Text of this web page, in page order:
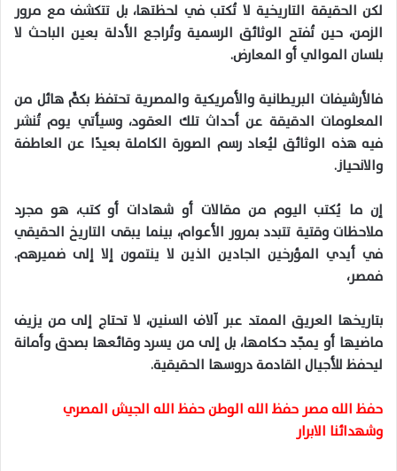
لكن الحقيقة التاريخية لا تُكتب في لحظتها، بل تتكشف مع مرور
الزمن، حين تُفتح الوثائق الرسمية وتُراجع الأدلة بعين الباحث لا
بلسان الموالي أو المعارض.
فالأرشيفات البريطانية والأمريكية والمصرية تحتفظ بكمٍّ هائل من
المعلومات الدقيقة عن أحداث تلك العقود، وسيأتي يوم تُنشر
فيه هذه الوثائق ليُعاد رسم الصورة الكاملة بعيدًا عن العاطفة
والانحياز.
إن ما يُكتب اليوم من مقالات أو شهادات أو كتب، هو مجرد
ملاحظات وقتية تتبدد بمرور الأعوام، بينما يبقى التاريخ الحقيقي
في أيدي المؤرخين الجادين الذين لا ينتمون إلا إلى ضميرهم.
فمصر،
بتاريخها العريق الممتد عبر آلاف السنين، لا تحتاج إلى من يزيف
ماضيها أو يمجّد حكامها، بل إلى من يسرد وقائعها بصدق وأمانة
ليحفظ للأجيال القادمة دروسها الحقيقية.
حفظ الله مصر حفظ الله الوطن حفظ الله الجيش المصري
وشهدائنا الابرار